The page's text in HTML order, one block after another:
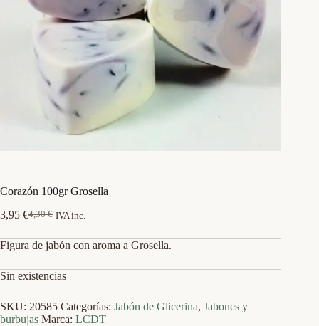
Corazón 100gr Grosella
4,30€
El
original
4,30 €.
3,95 €El
actual
3,95 €.
IVA inc.
Figura de jabón con aroma a Grosella.
Sin existencias
SKU: 20585 Categorías: Jabón de Glicerina, Jabones y
burbujas Marca: LCDT